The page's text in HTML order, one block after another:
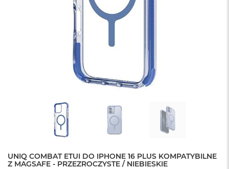
UNIQ COMBAT ETUI DO IPHONE 16 PLUS KOMPATYBILNE
Z MAGSAFE - PRZEZROCZYSTE / NIEBIESKIE